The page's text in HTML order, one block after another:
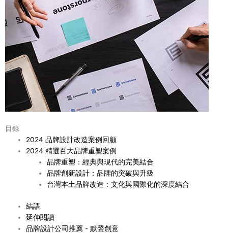
目錄
2024 品牌設計改造案例回顧
2024 精選百大品牌重塑案例
品牌重塑：經典與現代的完美結合
品牌創新設計：品牌的突破與升級
台灣本土品牌改造：文化與國際化的深度結合
結語
延伸閱讀
品牌設計公司推薦 - 默聲創意